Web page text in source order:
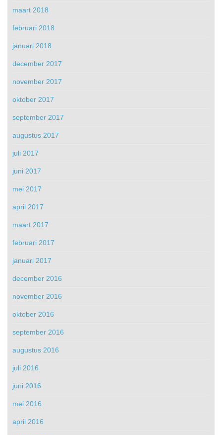
maart 2018
februari 2018
januari 2018
december 2017
november 2017
oktober 2017
september 2017
augustus 2017
juli 2017
juni 2017
mei 2017
april 2017
maart 2017
februari 2017
januari 2017
december 2016
november 2016
oktober 2016
september 2016
augustus 2016
juli 2016
juni 2016
mei 2016
april 2016